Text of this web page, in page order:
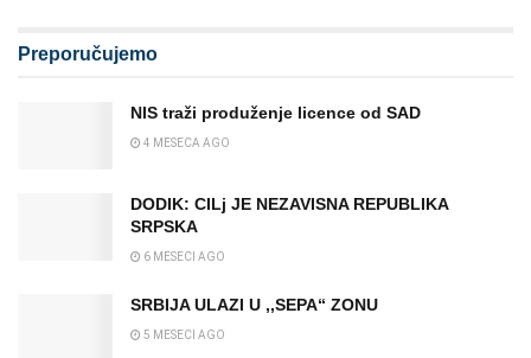
Preporučujemo
NIS traži produženje licence od SAD
4 MESECA AGO
DODIK: CILj JE NEZAVISNA REPUBLIKA
SRPSKA
6 MESECI AGO
SRBIJA ULAZI U ,,SEPA“ ZONU
5 MESECI AGO